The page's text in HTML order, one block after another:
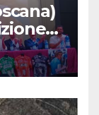
dal